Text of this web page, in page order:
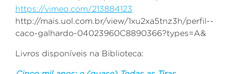
https://vimeo.com/213884123
http://mais.uol.com.br/view/1xu2xa5tnz3h/perfil--
caco-galhardo-04023960C8890366?types=A&
Livros disponíveis na Biblioteca: